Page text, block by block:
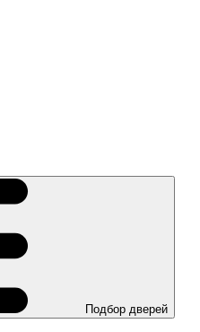
Подбор дверей